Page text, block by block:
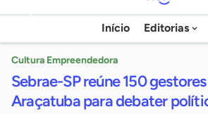
Início Editorias
Cultura Empreendedora
Sebrae-SP reúne 150
Araçatuba para debater